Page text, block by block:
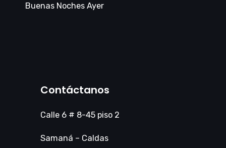
Buenas Noches Ayer
Contáctanos
Calle 6 # 8-45 piso 2
Samaná – Caldas